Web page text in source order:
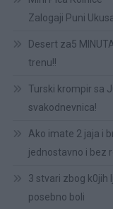
Zalogaji Puni
Desert za5
trenu!!
Turski krompir sa
svakodnevnica!
Ako imate 2 jaja i
jednostavno i bez
3 stvari zbog k0jih
posebno boli